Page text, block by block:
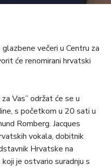
večeri u Centru za
će renomirani hrvatski
Vas” održat će se u
s početkom u 20 sati u
Romberg. Jacques
vokala, dobitnik
Hrvatske na
je ostvario suradnju s